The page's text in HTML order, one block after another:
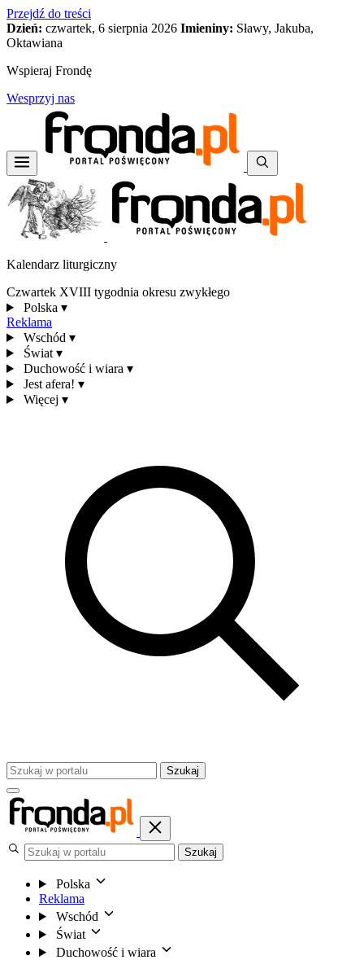
Przejdź do treści
Dzień: czwartek, 6 sierpnia 2026 Imieniny: Sławy, Jakuba,
Oktawiana
Wspieraj Frondę
Wesprzyj nas
Kalendarz liturgiczny
Czwartek XVIII tygodnia okresu zwykłego
Polska ▾
Reklama
Wschód ▾
Świat ▾
Duchowość i wiara ▾
Jest afera! ▾
Więcej ▾
Szukaj
Szukaj
Polska
Reklama
Wschód
Świat
Duchowość i wiara